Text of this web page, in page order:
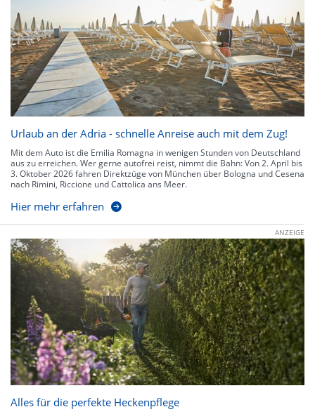
Urlaub an der Adria - schnelle Anreise auch mit dem Zug!
Mit dem Auto ist die Emilia Romagna in wenigen Stunden von Deutschland
aus zu erreichen. Wer gerne autofrei reist, nimmt die Bahn: Von 2. April bis
3. Oktober 2026 fahren Direktzüge von München über Bologna und Cesena
nach Rimini, Riccione und Cattolica ans Meer.
Hier mehr erfahren
ANZEIGE
Alles für die perfekte Heckenpflege